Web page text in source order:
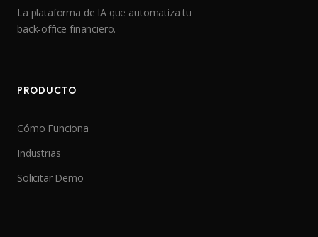
La plataforma de IA que automatiza tu
back-office financiero.
PRODUCTO
Cómo Funciona
Industrias
Solicitar Demo